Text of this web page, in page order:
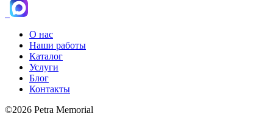
О нас
Наши работы
Каталог
Услуги
Блог
Контакты
©2026 Petra Memorial